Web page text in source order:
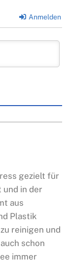
Anmelden
gezielt für
und in der
aus
Plastik
reinigen und
schon
immer